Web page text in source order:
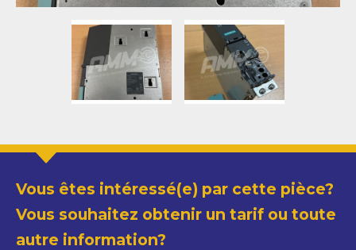
Vous êtes intéressé(e) par cette pièce?
Vous souhaitez obtenir un tarif ou toute
autre information?